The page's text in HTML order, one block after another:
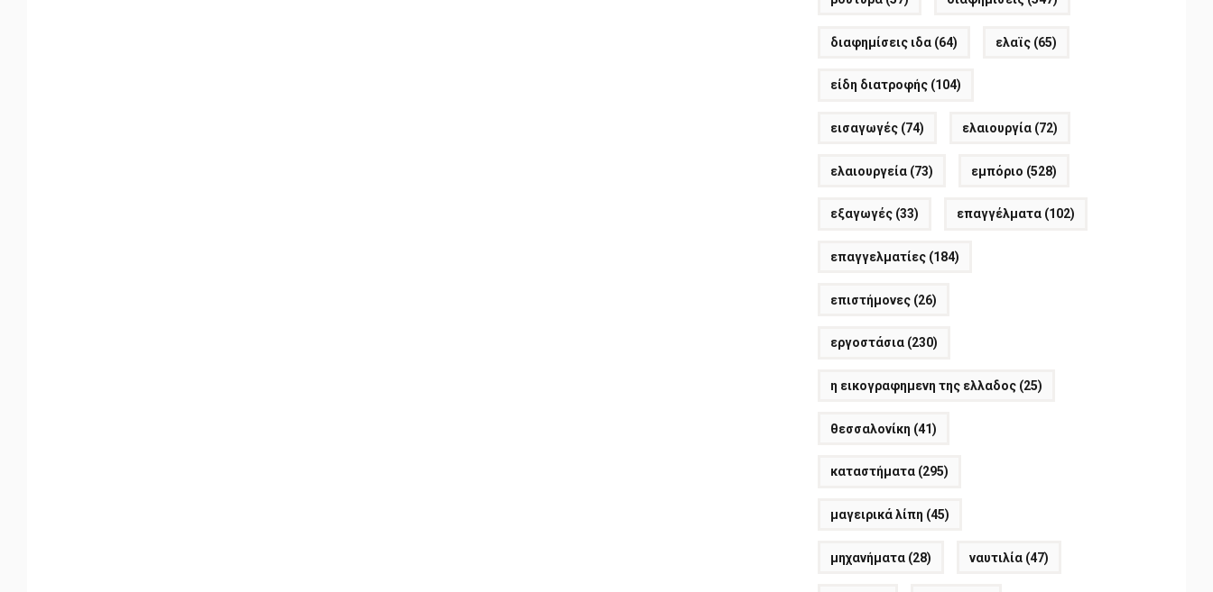
διαφημίσεις ιδα (64) ελαϊς (65)
είδη διατροφής (104)
εισαγωγές (74) ελαιουργία (72)
ελαιουργεία (73) εμπόριο (528)
εξαγωγές (33) επαγγέλματα (102)
επαγγελματίες (184)
επιστήμονες (26)
εργοστάσια (230)
η εικογραφημενη της ελλαδος (25)
θεσσαλονίκη (41)
καταστήματα (295)
μαγειρικά λίπη (45)
μηχανήματα (28) ναυτιλία (47)